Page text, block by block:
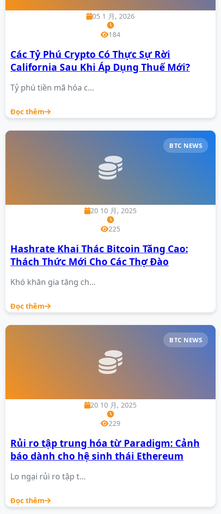
05 1 月, 2026
184
Các Tỷ Phú Crypto Có Thực Sự Rời
California Sau Khi Áp Dụng Thuế Mới?
Tỷ phú tiền mã hóa c…
Đọc thêm
BTC NEWS
20 10 月, 2025
225
Hashrate Khai Thác Bitcoin Tăng Cao:
Thách Thức Mới Cho Các Thợ Đào
Khó khăn gia tăng ch…
Đọc thêm
BTC NEWS
20 10 月, 2025
229
Rủi ro tập trung hóa từ Paradigm: Cảnh
báo dành cho hệ sinh thái Ethereum
Lo ngại rủi ro tập t…
Đọc thêm